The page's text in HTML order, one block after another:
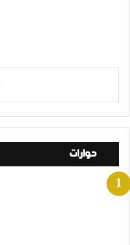
حوارات